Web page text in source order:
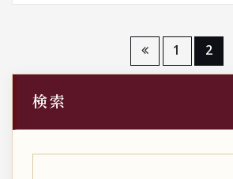
稿
1 2
検索